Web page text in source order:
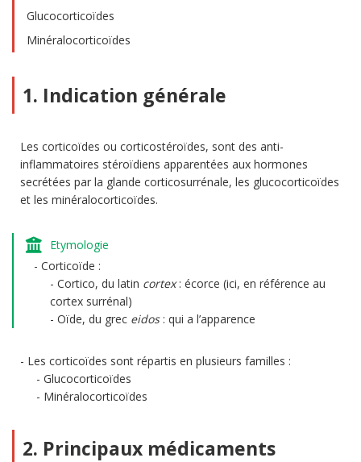
Glucocorticoïdes
Minéralocorticoïdes
1. Indication générale
Les corticoïdes ou corticostéroïdes, sont des anti-
inflammatoires stéroïdiens apparentées aux hormones
secrétées par la glande corticosurrénale, les glucocorticoïdes
et les minéralocorticoïdes.
Etymologie
Corticoïde :
Cortico, du latin cortex: écorce (ici, en référence au
cortex surrénal)
Oïde, du grec eidos: qui a l’apparence
Les corticoïdes sont répartis en plusieurs familles :
Glucocorticoïdes
Minéralocorticoïdes
2. Principaux médicaments